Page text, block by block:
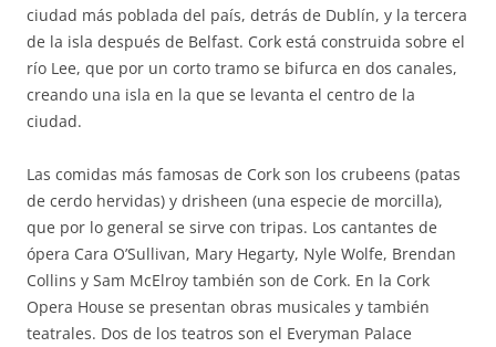
ciudad más poblada del país, detrás de Dublín, y la tercera
de la isla después de Belfast. Cork está construida sobre el
río Lee, que por un corto tramo se bifurca en dos canales,
creando una isla en la que se levanta el centro de la
ciudad.
Las comidas más famosas de Cork son los crubeens (patas
de cerdo hervidas) y drisheen (una especie de morcilla),
que por lo general se sirve con tripas. Los cantantes de
ópera Cara O’Sullivan, Mary Hegarty, Nyle Wolfe, Brendan
Collins y Sam McElroy también son de Cork. En la Cork
Opera House se presentan obras musicales y también
teatrales. Dos de los teatros son el Everyman Palace